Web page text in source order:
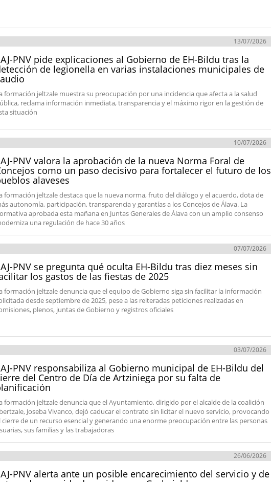
13/07/2026
PNV pide explicaciones al Gobierno de EH-Bildu tras la
de legionella en varias instalaciones municipales de
formación jeltzale muestra su preocupación por una incidencia que afecta a la salud
reclama información inmediata, transparencia y el máximo rigor en la gestión de
situación
10/07/2026
PNV valora la aprobación de la nueva Norma Foral de
como un paso decisivo para fortalecer el futuro de los
alaveses
formación jeltzale destaca que la nueva norma, fruto del diálogo y el acuerdo, dota de
autonomía, participación, transparencia y garantías a los Concejos de Álava. La
aprobada esta mañana en Juntas Generales de Álava con un amplio consenso
una regulación de hace 30 años
07/07/2026
PNV se pregunta qué oculta EH-Bildu tras diez meses sin
los gastos de las fiestas de 2025
formación jeltzale denuncia que el equipo de Gobierno siga sin facilitar la información
desde septiembre de 2025, pese a las reiteradas peticiones realizadas en
plenos, juntas de Gobierno y registros oficiales
03/07/2026
PNV responsabiliza al Gobierno municipal de EH-Bildu del
del Centro de Día de Artziniega por su falta de
formación jeltzale denuncia que el Ayuntamiento, dirigido por el alcalde de la coalición
Joseba Vivanco, dejó caducar el contrato sin licitar el nuevo servicio, provocando
cierre de un recurso esencial y generando una enorme preocupación entre las personas
sus familias y las trabajadoras
26/06/2026
PNV alerta ante un posible encarecimiento del servicio y de